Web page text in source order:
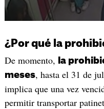
¿Por qué la
De momento,
la
meses, hasta el 31 de
implica que una vez
permitir transportar